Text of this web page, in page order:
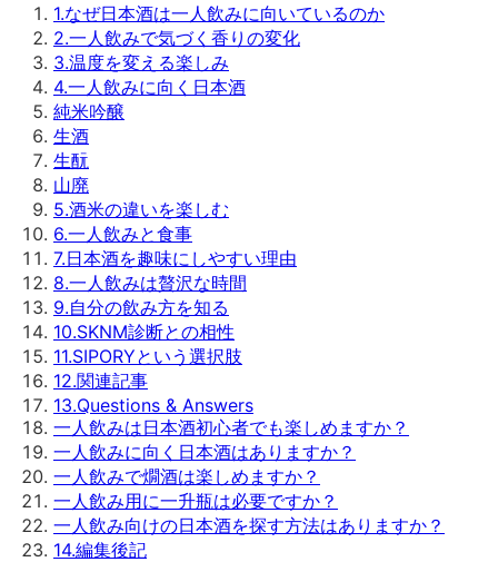
1.なぜ日本酒は一人飲みに向いているのか
2.一人飲みで気づく香りの変化
3.温度を変える楽しみ
4.一人飲みに向く日本酒
純米吟醸
生酒
生酛
山廃
5.酒米の違いを楽しむ
6.一人飲みと食事
7.日本酒を趣味にしやすい理由
8.一人飲みは贅沢な時間
9.自分の飲み方を知る
10.SKNM診断との相性
11.SIPORYという選択肢
12.関連記事
13.Questions & Answers
一人飲みは日本酒初心者でも楽しめますか？
一人飲みに向く日本酒はありますか？
一人飲みで燗酒は楽しめますか？
一人飲み用に一升瓶は必要ですか？
一人飲み向けの日本酒を探す方法はありますか？
14.編集後記